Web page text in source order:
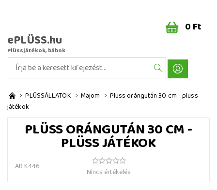
ePLÜSS.hu
Plüssjátékok, bábok
0 Ft
PLÜSSÁLLATOK Majom
Plüss orángután 30 cm - plüss
játékok
PLÜSS ORÁNGUTÁN 30 CM -
PLÜSS JÁTÉKOK
AR K446
Nincs értékelés